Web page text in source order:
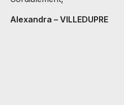
Alexandra – VILLEDUPRE